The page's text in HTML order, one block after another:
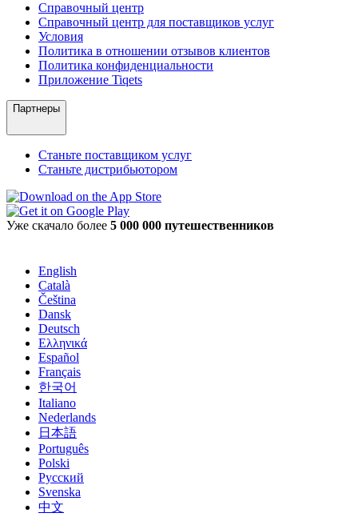
Справочный центр
Справочный центр для поставщиков услуг
Условия
Политика в отношении отзывов клиентов
Политика конфиденциальности
Приложение Tiqets
Партнеры
Станьте поставщиком услуг
Станьте дистрибьютором
Уже скачало более 5 000 000 путешественников
English
Català
Čeština
Dansk
Deutsch
Ελληνικά
Español
Français
한국어
Italiano
Nederlands
日本語
Português
Polski
Русский
Svenska
中文